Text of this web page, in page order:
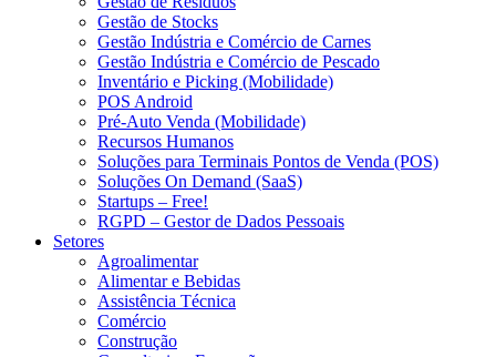
Gestão de Stocks
Gestão Indústria e Comércio de Carnes
Gestão Indústria e Comércio de Pescado
Inventário e Picking (Mobilidade)
POS Android
Pré-Auto Venda (Mobilidade)
Recursos Humanos
Soluções para Terminais Pontos de Venda (POS)
Soluções On Demand (SaaS)
Startups – Free!
RGPD – Gestor de Dados Pessoais
Setores
Agroalimentar
Alimentar e Bebidas
Assistência Técnica
Comércio
Construção